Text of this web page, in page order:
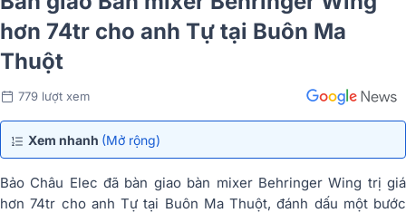
hơn 74tr cho anh Tự tại Buôn Ma
Thuột
779 lượt xem
Xem nhanh (Mở rộng)
Bảo Châu Elec đã bàn giao bàn mixer Behringer Wing trị giá
hơn 74tr cho anh Tự tại Buôn Ma Thuột, đánh dấu một bước